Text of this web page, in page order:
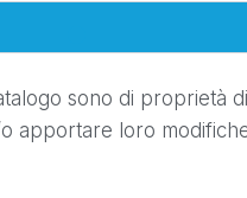
sono di proprietà
apportare loro